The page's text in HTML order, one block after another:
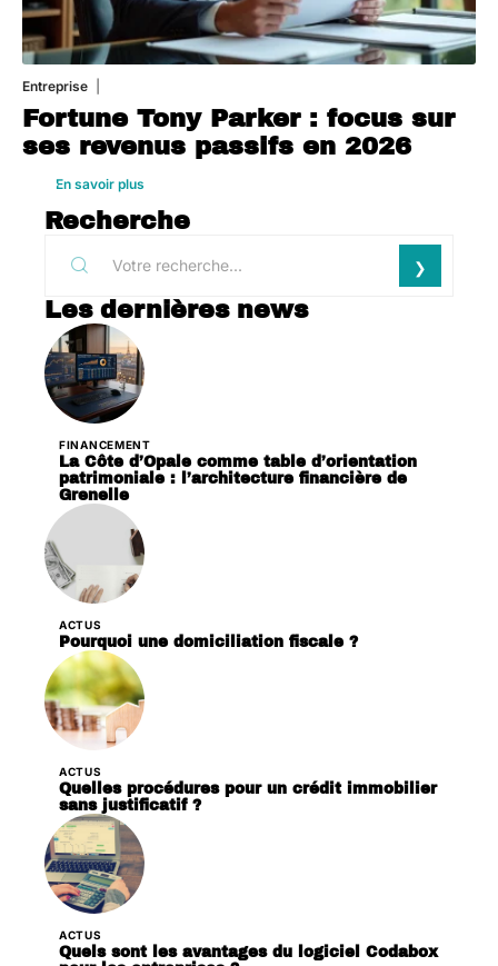
Entreprise
Fortune Tony Parker : focus sur
ses revenus passifs en 2026
En savoir plus
Recherche
Les dernières news
FINANCEMENT
La Côte d’Opale comme table d’orientation
patrimoniale : l’architecture financière de
Grenelle
ACTUS
Pourquoi une domiciliation fiscale ?
ACTUS
Quelles procédures pour un crédit immobilier
sans justificatif ?
ACTUS
Quels sont les avantages du logiciel Codabox